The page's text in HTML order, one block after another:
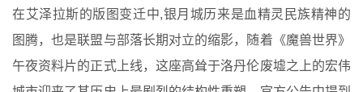
在艾泽拉斯的版图变迁中,银月城历来是血精灵民族精神的
图腾，也是联盟与部落长期对立的缩影，随着《魔兽世界》
午夜资料片的正式上线，这座高耸于洛丹伦废墟之上的宏伟